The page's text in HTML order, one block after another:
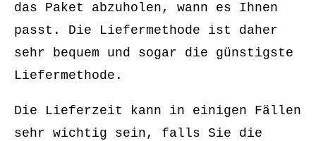
das Paket abzuholen, wann es Ihnen
passt. Die Liefermethode ist daher
sehr bequem und sogar die günstigste
Liefermethode.
Die Lieferzeit kann in einigen Fällen
sehr wichtig sein, falls Sie die